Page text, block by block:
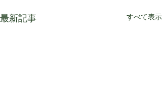
最新記事 すべて表示